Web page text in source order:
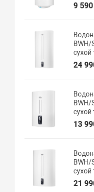
9
BWH/
сухой
24
BWH/
сухой
13
BWH/
сухой
21